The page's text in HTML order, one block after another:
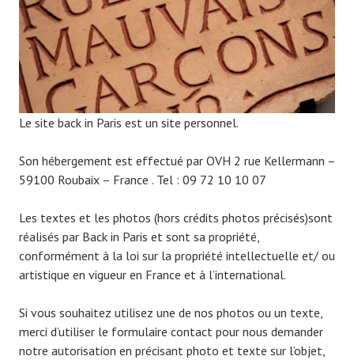
Le site back in Paris est un site personnel.
Son hébergement est effectué par OVH 2 rue Kellermann –
59100 Roubaix – France . Tel : 09 72 10 10 07
Les textes et les photos (hors crédits photos précisés)sont
réalisés par Back in Paris et sont sa propriété,
conformément à la loi sur la propriété intellectuelle et/ ou
artistique en vigueur en France et à l’international.
Si vous souhaitez utilisez une de nos photos ou un texte,
merci d’utiliser le formulaire contact pour nous demander
notre autorisation en précisant photo et texte sur l’objet,